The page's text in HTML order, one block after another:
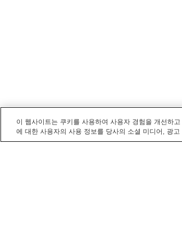
이 웹사이트는 쿠키를 사용하여 사용자 경험을 개선하
에 대한 사용자의 사용 정보를 당사의 소셜 미디어, 광